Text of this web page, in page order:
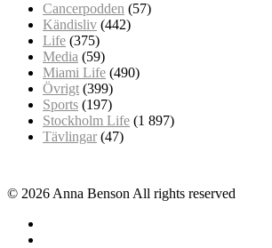
Cancerpodden (57)
Kändisliv (442)
Life (375)
Media (59)
Miami Life (490)
Övrigt (399)
Sports (197)
Stockholm Life (1 897)
Tävlingar (47)
© 2026 Anna Benson All rights reserved